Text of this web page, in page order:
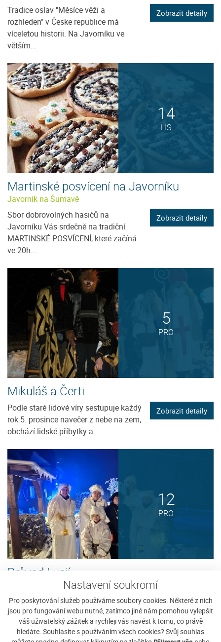
Nastavení soukromí
Pro poskytování služeb používáme soubory cookies. Některé z nich
jsou pro fungování webu nutné, zatímco jiné nám pomohou vylepšit
váš uživatelský zážitek a rychleji vás navést k tomu, co právě
hledáte. Souhlasíte s používáním všech cookies? Svůj souhlas
Tradice oslav "Měsíce věži a
rozhleden" v Česke republice má
víceletou historii. Na Javorníku ve
větším...
Zobrazit detaily
14
LIS
Martinské posvícení na Javorníku
Javorník na Šumavě
Sbor dobrovolných hasičů na
Javorníku Vás srdečně na tradiční
MARTINSKÉ POSVÍCENÍ, které začíná
ve 20h...
Zobrazit detaily
5
PRO
Mikuláš a Čerti
Podle staré lidové víry sestupuje každý
rok 5. prosince navečer z nebe na zem,
obchází lidské příbytky a...
Zobrazit detaily
12
PRO
Průvod Lucií
Nadační fond Karla Klostermanna Vás
zve na tradični oslavu svátku sv. Lucie
na Javorníku, který se koná...
Zobrazit detaily